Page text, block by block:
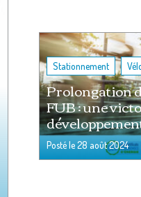
Stationnement ,
Prolongation
FUB : une
Posté le28 août 2024